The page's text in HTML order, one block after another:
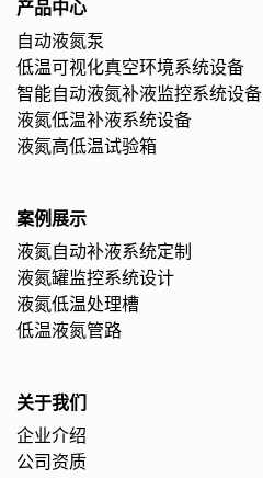
产品中心
自动液氮泵
低温可视化真空环境系统设备
智能自动液氮补液监控系统设备
液氮低温补液系统设备
液氮高低温试验箱
案例展示
液氮自动补液系统定制
液氮罐监控系统设计
液氮低温处理槽
低温液氮管路
关于我们
企业介绍
公司资质